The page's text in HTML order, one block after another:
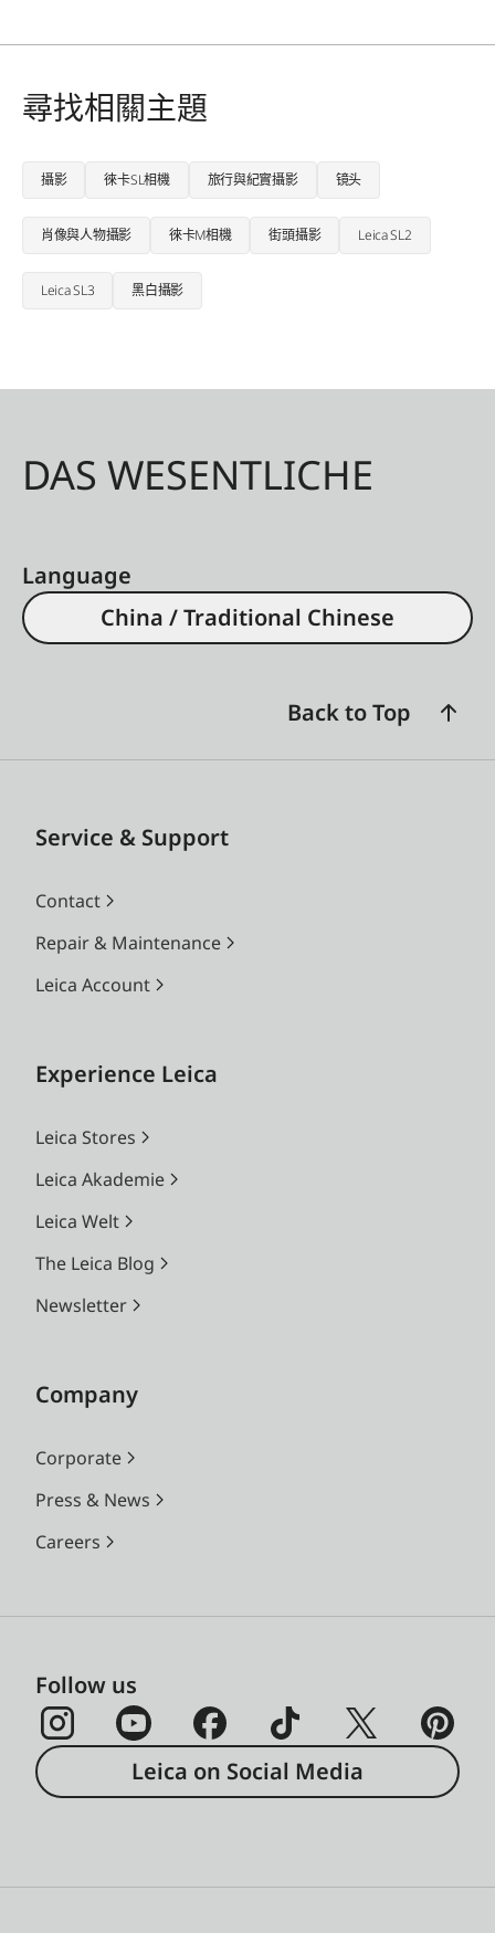
尋找相關主題
攝影 徠卡SL相機 旅行與紀實攝影 镜头
肖像與人物攝影 徠卡M相機 街頭攝影 Leica SL2
Leica SL3 黑白攝影
DAS WESENTLICHE
Language
China / Traditional Chinese
Back to Top
Service & Support
Contact
Repair & Maintenance
Leica Account
Experience Leica
Leica Stores
Leica Akademie
Leica Welt
The Leica Blog
Newsletter
Company
Corporate
Press & News
Careers
Follow us
Leica on Social Media